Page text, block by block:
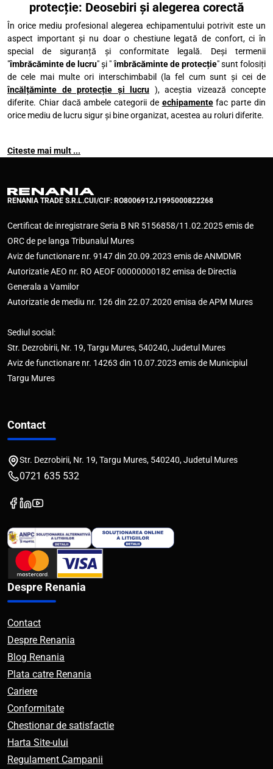
protecție: Deosebiri și alegerea corectă
În orice mediu profesional alegerea echipamentului potrivit este un
aspect important și nu doar o chestiune legată de confort, ci în
special de siguranță și conformitate legală. Deși termenii
"îmbrăcăminte de lucru" și "îmbrăcăminte de protecție" sunt folosiți
de cele mai multe ori interschimbabil (la fel cum sunt și cei de
încălțăminte de protecție și lucru ), aceștia vizează concepte
diferite. Chiar dacă ambele categorii de echipamente fac parte din
orice mediu de lucru sigur și bine organizat, acestea au roluri diferite.
Citeste mai mult ...
RENANIA TRADE S.R.L.CUI/CIF: RO8006912J1995000822268
Certificat de inregistrare Seria B NR 5156858/11.02.2025 emis de
ORC de pe langa Tribunalul Mures
Aviz de functionare nr. 9147 din 20.09.2023 emis de ANMDMR
Autorizatie AEO nr. RO AEOF 00000000182 emisa de Directia
Generala a Vamilor
Autorizatie de mediu nr. 126 din 22.07.2020 emisa de APM Mures
Sediul social:
Str. Dezrobirii, Nr. 19, Targu Mures, 540240, Judetul Mures
Aviz de functionare nr. 14263 din 10.07.2023 emis de Municipiul
Targu Mures
Contact
Str. Dezrobirii, Nr. 19, Targu Mures, 540240, Judetul Mures
0721 635 532
Despre Renania
Contact
Despre Renania
Blog Renania
Plata catre Renania
Cariere
Conformitate
Chestionar de satisfactie
Harta Site-ului
Regulament Campanii